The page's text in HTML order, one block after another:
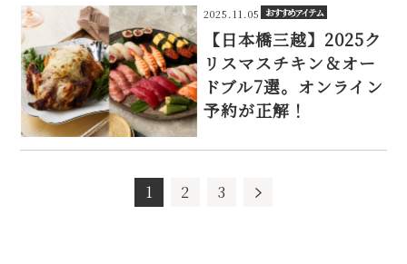
2025.11.05 おすすめアイテム
【日本橋三越】2025ク
リスマスチキン＆オー
ドブル7選。オンライン
予約が正解！
1 2 3